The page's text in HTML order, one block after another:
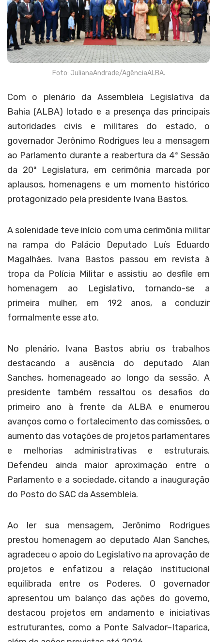
Foto: JulianaAndrade/AgênciaALBA.
Com o plenário da Assembleia Legislativa da
Bahia (ALBA) lotado e a presença das principais
autoridades civis e militares do estado, o
governador Jerônimo Rodrigues leu a mensagem
ao Parlamento durante a reabertura da 4ª Sessão
da 20ª Legislatura, em cerimônia marcada por
aplausos, homenagens e um momento histórico
protagonizado pela presidente Ivana Bastos.
A solenidade teve início com uma cerimônia militar
na rampa do Palácio Deputado Luís Eduardo
Magalhães. Ivana Bastos passou em revista à
tropa da Polícia Militar e assistiu ao desfile em
homenagem ao Legislativo, tornando-se a
primeira mulher, em 192 anos, a conduzir
formalmente esse ato.
No plenário, Ivana Bastos abriu os trabalhos
destacando a ausência do deputado Alan
Sanches, homenageado ao longo da sessão. A
presidente também ressaltou os desafios do
primeiro ano à frente da ALBA e enumerou
avanços como o fortalecimento das comissões, o
aumento das votações de projetos parlamentares
e melhorias administrativas e estruturais.
Defendeu ainda maior aproximação entre o
Parlamento e a sociedade, citando a inauguração
do Posto do SAC da Assembleia.
Ao ler sua mensagem, Jerônimo Rodrigues
prestou homenagem ao deputado Alan Sanches,
agradeceu o apoio do Legislativo na aprovação de
projetos e enfatizou a relação institucional
equilibrada entre os Poderes. O governador
apresentou um balanço das ações do governo,
destacou projetos em andamento e iniciativas
estruturantes, como a Ponte Salvador–Itaparica,